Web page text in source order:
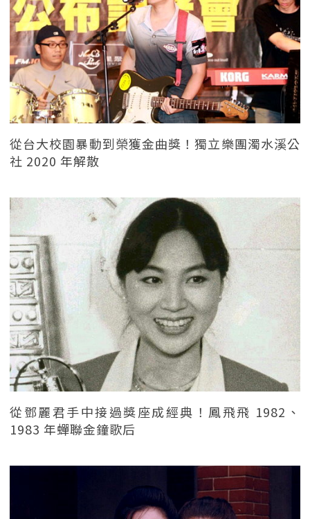
從台大校園暴動到榮獲金曲獎！獨立樂團濁水溪公
社 2020 年解散
從鄧麗君手中接過獎座成經典！鳳飛飛 1982、
1983 年蟬聯金鐘歌后